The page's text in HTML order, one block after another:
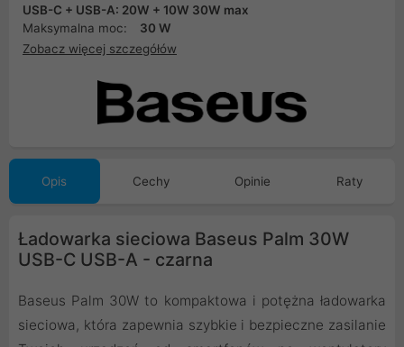
USB-C + USB-A: 20W + 10W 30W max
Maksymalna moc:
30 W
Zobacz więcej szczegółów
Opis Cechy Opinie Raty
Ładowarka sieciowa Baseus Palm 30W
USB-C USB-A - czarna
Baseus Palm 30W to kompaktowa i potężna ładowarka
sieciowa, która zapewnia szybkie i bezpieczne zasilanie